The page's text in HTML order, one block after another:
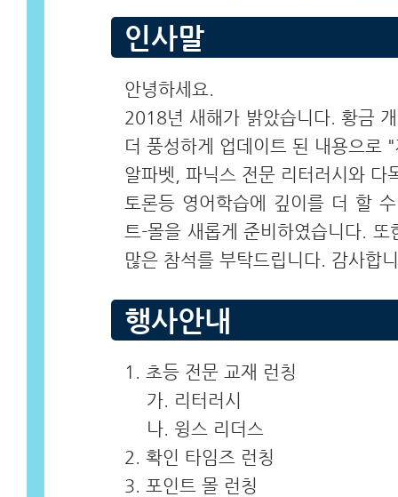
인사말
안녕하세요.
2018년 새해가 밝았습니다. 황금
더 풍성하게 업데이트 된 내용으로
알파벳, 파닉스 전문 리터러시와 다
토론등 영어학습에 깊이를 더 할
트-몰을 새롭게 준비하였습니다.
많은 참석를 부탁드립니다. 감사합
행사안내
1. 초등 전문 교재 런칭
가. 리터러시
나. 윙스 리더스
2. 확인 타임즈 런칭
3. 포인트 몰 런칭